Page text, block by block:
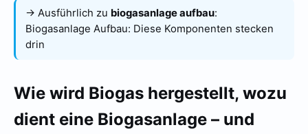
→ Ausführlich zu biogasanlage aufbau:
Biogasanlage Aufbau: Diese Komponenten stecken
drin
Wie wird Biogas hergestellt, wozu
dient eine Biogasanlage – und